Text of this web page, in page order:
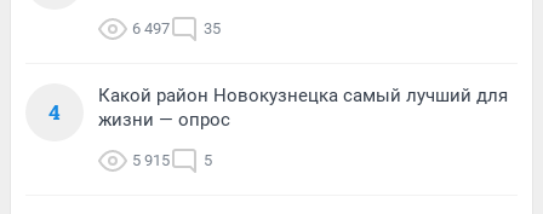
6 497 35
4
Какой район Новокузнецка самый лучший для
жизни — опрос
5 915 5